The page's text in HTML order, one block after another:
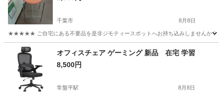
千葉市 8月8日
★★★★★ ご自宅にある不要品を是非ジモティースポットへお持ち込みしませんか？
千葉 カウンター
オフィスチェア ゲーミング 新品 在宅 学習
8,500円
常盤平駅 8月8日